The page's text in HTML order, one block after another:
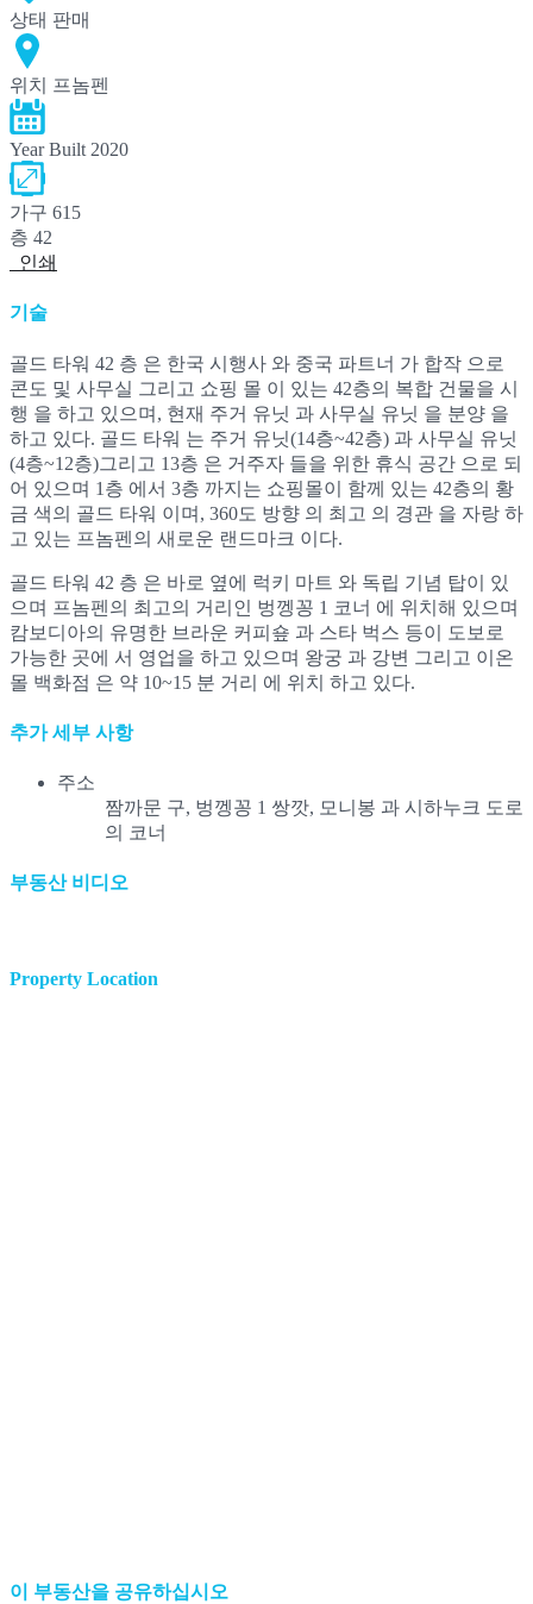
상태 판매
위치 프놈펜
Year Built 2020
가구 615
층 42
인쇄
기술
골드 타워 42 층 은 한국 시행사 와 중국 파트너 가 합작 으로
콘도 및 사무실 그리고 쇼핑 몰 이 있는 42층의 복합 건물을 시
행 을 하고 있으며, 현재 주거 유닛 과 사무실 유닛 을 분양 을
하고 있다. 골드 타워 는 주거 유닛(14층~42층) 과 사무실 유닛
(4층~12층)그리고 13층 은 거주자 들을 위한 휴식 공간 으로 되
어 있으며 1층 에서 3층 까지는 쇼핑몰이 함께 있는 42층의 황
금 색의 골드 타워 이며, 360도 방향 의 최고 의 경관 을 자랑 하
고 있는 프놈펜의 새로운 랜드마크 이다.
골드 타워 42 층 은 바로 옆에 럭키 마트 와 독립 기념 탑이 있
으며 프놈펜의 최고의 거리인 벙껭꽁 1 코너 에 위치해 있으며
캄보디아의 유명한 브라운 커피숖 과 스타 벅스 등이 도보로
가능한 곳에 서 영업을 하고 있으며 왕궁 과 강변 그리고 이온
몰 백화점 은 약 10~15 분 거리 에 위치 하고 있다.
추가 세부 사항
주소
짬까문 구, 벙껭꽁 1 쌍깟, 모니봉 과 시하누크 도로
의 코너
부동산 비디오
Property Location
이 부동산을 공유하십시오